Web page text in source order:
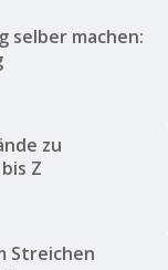
selber machen:
zu
Z
Streichen